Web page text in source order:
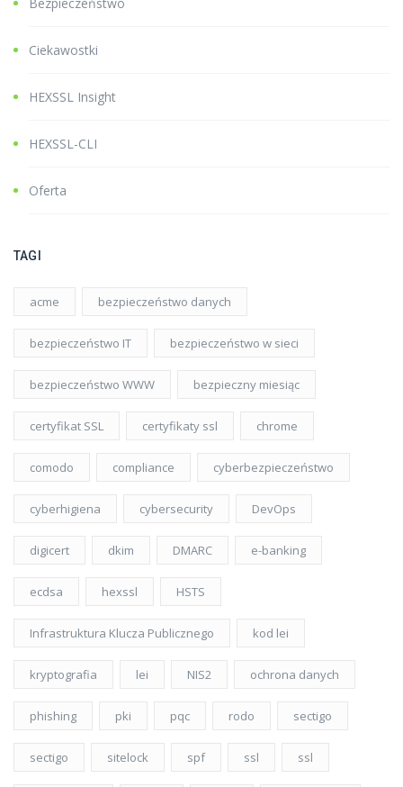
Ciekawostki
HEXSSL Insight
HEXSSL-CLI
Oferta
TAGI
acme bezpieczeństwo danych
bezpieczeństwo IT bezpieczeństwo w sieci
bezpieczeństwo WWW bezpieczny miesiąc
certyfikat SSL certyfikaty ssl chrome
comodo compliance cyberbezpieczeństwo
cyberhigiena cybersecurity DevOps
digicert dkim DMARC e-banking
ecdsa hexssl HSTS
Infrastruktura Klucza Publicznego kod lei
kryptografia lei NIS2 ochrona danych
phishing pki pqc rodo sectigo
sectigo sitelock spf ssl ssl